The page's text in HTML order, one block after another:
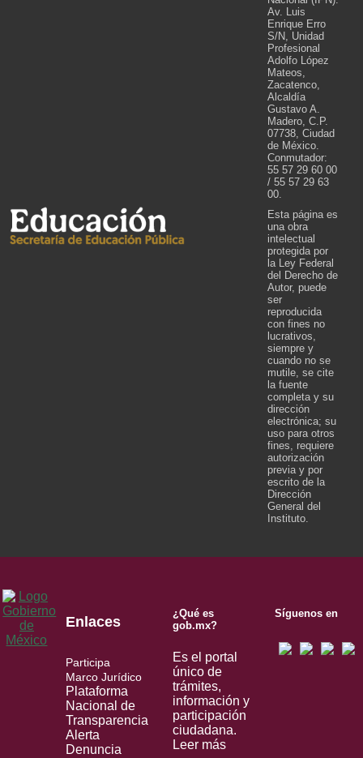
Av. Luis
Enrique Erro
S/N, Unidad
Profesional
Adolfo López
Mateos,
Zacatenco,
Alcaldía
Gustavo A.
Madero, C.P.
07738, Ciudad
de México.
Conmutador:
55 57 29 60 00
/ 55 57 29 63
00.
Esta página es
una obra
intelectual
protegida por
la Ley Federal
del Derecho de
Autor, puede
ser
reproducida
con fines no
lucrativos,
siempre y
cuando no se
mutile, se cite
la fuente
completa y su
dirección
electrónica; su
uso para otros
fines, requiere
autorización
previa y por
escrito de la
Dirección
General del
Instituto.
Enlaces
Participa
Marco Jurídico
Plataforma
Nacional de
Transparencia
Alerta
Denuncia
¿Qué es
gob.mx?
Es el portal
único de
trámites,
información y
participación
ciudadana.
Leer más
Síguenos en